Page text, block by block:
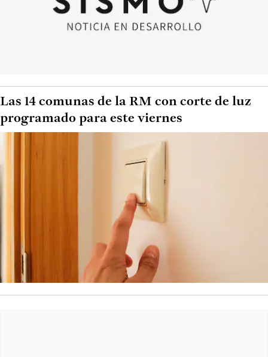
Las 14 comunas de la RM con corte de luz
programado para este viernes